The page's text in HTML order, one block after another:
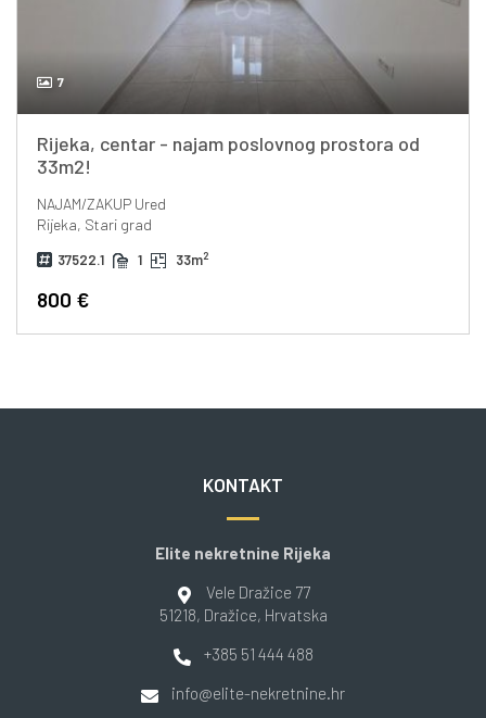
7
Rijeka, centar - najam poslovnog prostora od
33m2!
NAJAM/ZAKUPUred
Rijeka, Stari grad
37522.1 1 33m2
800 €
KONTAKT
Elite nekretnine Rijeka
Vele Dražice 77
51218, Dražice, Hrvatska
+385 51 444 488
info@elite-nekretnine.hr